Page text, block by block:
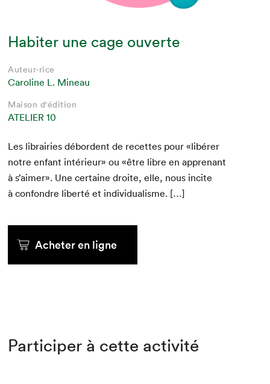
Habiter une cage ouverte
Auteur·rice
Caroline L. Mineau
Maison d'édition
ATELIER 10
Les librairies débor­dent de recettes pour «libér­er
notre enfant intérieur» ou «être libre en apprenant
à s’aimer». Une cer­taine droite, elle, nous incite
à con­fon­dre lib­erté et individualisme. […]
Acheter en ligne
Participer à cette activité